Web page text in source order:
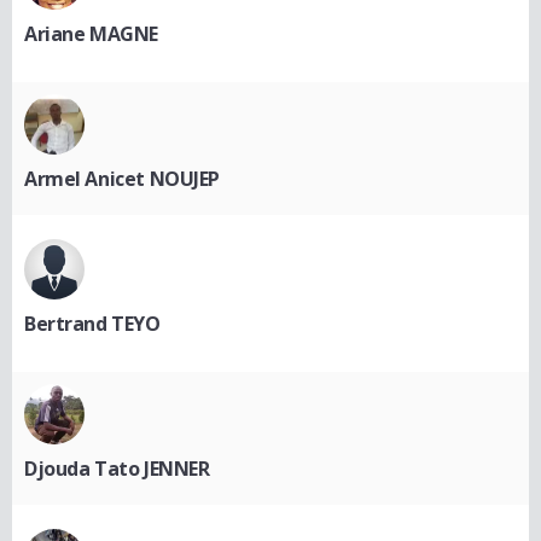
Ariane MAGNE
Armel Anicet NOUJEP
Bertrand TEYO
Djouda Tato JENNER